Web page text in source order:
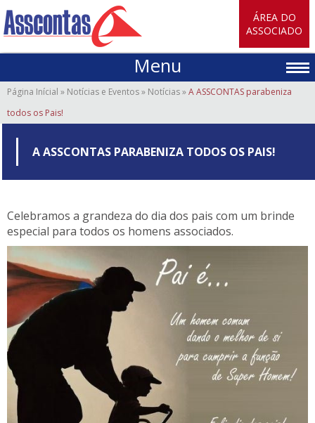
Menu
ÁREA DO
ASSOCIADO
Página Inícial » Notícias e Eventos» Notícias»A ASSCONTAS parabeniza
todos os Pais!
A ASSCONTAS PARABENIZA TODOS OS PAIS!
Celebramos a grandeza do dia dos pais com um brinde
especial para todos os homens associados.